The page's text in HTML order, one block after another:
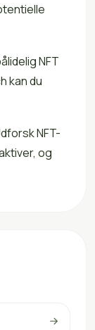
NFT
kan du
NFT-
og